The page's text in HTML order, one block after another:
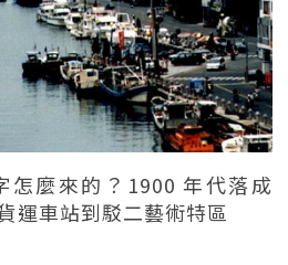
怎麼來的？1900 年代落成
運車站到駁二藝術特區